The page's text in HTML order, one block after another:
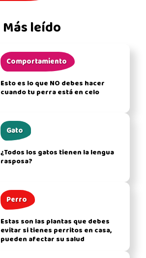
Más leído
Comportamiento
Esto es lo que NO debes hacer
cuando tu perra está en celo
Gato
¿Todos los gatos tienen la lengua
rasposa?
Perro
Estas son las plantas que debes
evitar si tienes perritos en casa,
pueden afectar su salud